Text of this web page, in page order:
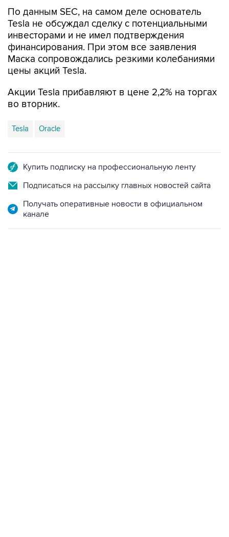
По данным SEC, на самом деле основатель
Tesla не обсуждал сделку с потенциальными
инвесторами и не имел подтверждения
финансирования. При этом все заявления
Маска сопровождались резкими колебаниями
цены акций Tesla.
Акции Tesla прибавляют в цене 2,2% на торгах
во вторник.
Tesla Oracle
Купить подписку на профессиональную ленту
Подписаться на рассылку главных новостей сайта
Получать оперативные новости в официальном
канале